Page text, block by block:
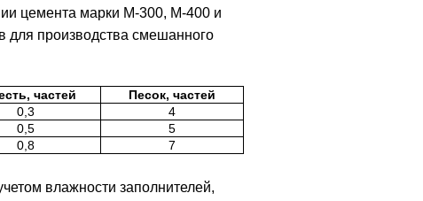
цемента марки М-300, М-400 и
для производства смешанного
частей
Песок, частей
0,3
4
0,5
5
0,8 7
влажности заполнителей,